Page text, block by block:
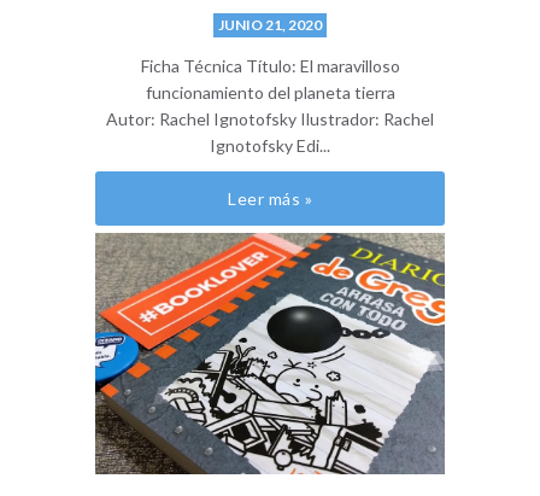
JUNIO 21, 2020
Ficha Técnica Título: El maravilloso
funcionamiento del planeta tierra
Autor: Rachel Ignotofsky Ilustrador: Rachel
Ignotofsky Edi...
Leer más »